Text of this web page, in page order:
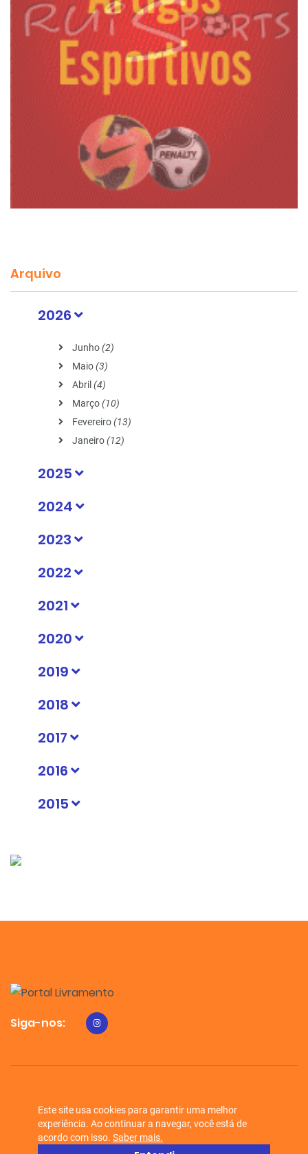
Arquivo
2026
Junho(2)
Maio(3)
Abril (4)
Março(10)
Fevereiro(13)
Janeiro(12)
2025
2024
2023
2022
2021
2020
2019
2018
2017
2016
2015
Siga-nos:
Este site usa cookies para garantir uma melhor
experiência. Ao continuar a navegar, você está de
acordo com isso. Saber mais.